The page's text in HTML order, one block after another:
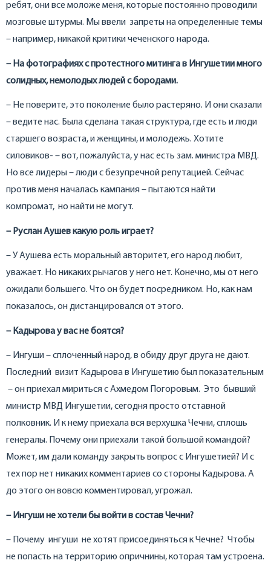
ребят, они все моложе меня, которые постоянно проводили
мозговые штурмы. Мы ввели запреты на определенные темы
– например, никакой критики чеченского народа.
– На фотографиях с протестного митинга в Ингушетии много
солидных, немолодых людей с бородами.
– Не поверите, это поколение было растеряно. И они сказали
– ведите нас. Была сделана такая структура, где есть и люди
старшего возраста, и женщины, и молодежь. Хотите
силовиков- – вот, пожалуйста, у нас есть зам. министра МВД.
Но все лидеры – люди с безупречной репутацией. Сейчас
против меня началась кампания – пытаются найти
компромат, но найти не могут.
– Руслан Аушев какую роль играет?
– У Аушева есть моральный авторитет, его народ любит,
уважает. Но никаких рычагов у него нет. Конечно, мы от него
ожидали большего. Что он будет посредником. Но, как нам
показалось, он дистанцировался от этого.
– Кадырова у вас не боятся?
– Ингуши – сплоченный народ, в обиду друг друга не дают.
Последний визит Кадырова в Ингушетию был показательным
– он приехал мириться с Ахмедом Погоровым. Это бывший
министр МВД Ингушетии, сегодня просто отставной
полковник. И к нему приехала вся верхушка Чечни, сплошь
генералы. Почему они приехали такой большой командой?
Может, им дали команду закрыть вопрос с Ингушетией? И с
тех пор нет никаких комментариев со стороны Кадырова. А
до этого он вовсю комментировал, угрожал.
– Ингуши не хотели бы войти в состав Чечни?
– Почему ингуши не хотят присоединяться к Чечне? Чтобы
не попасть на территорию опричнины, которая там устроена.